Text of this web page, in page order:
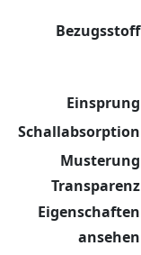
Bezugsstoff
Einsprung
Schallabsorption
Musterung
Transparenz
Eigenschaften
ansehen